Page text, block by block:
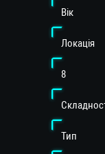
Вiк
Локація
8
Тип